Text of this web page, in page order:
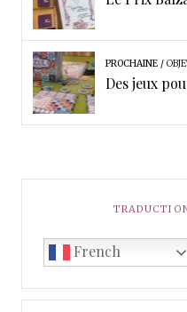
PROCHAINE
Des jeux
French